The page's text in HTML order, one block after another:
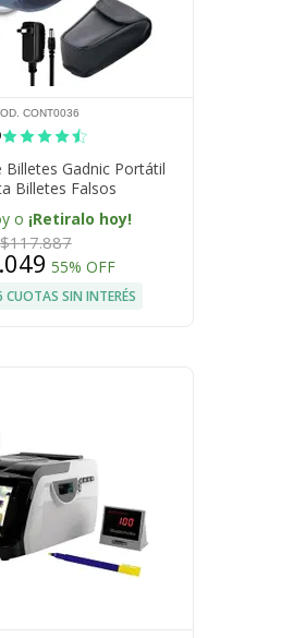
CONT0036
Billetes Gadnic Portátil
Billetes Falsos
o ¡Retiralo hoy!
$117.887
55% OFF
CUOTAS SIN INTERÉS